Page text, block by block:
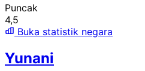
Puncak
4,5
Buka statistik negara
Yunani